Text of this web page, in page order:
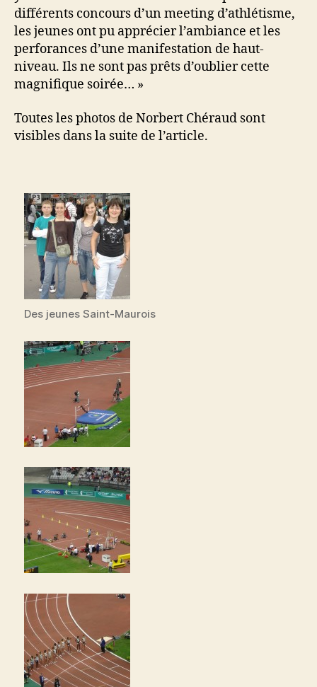
différents concours d’un meeting d’athlétisme,
les jeunes ont pu apprécier l’ambiance et les
perforances d’une manifestation de haut-
niveau. Ils ne sont pas prêts d’oublier cette
magnifique soirée… »
Toutes les photos de Norbert Chéraud sont
visibles dans la suite de l’article.
Des jeunes Saint-Maurois